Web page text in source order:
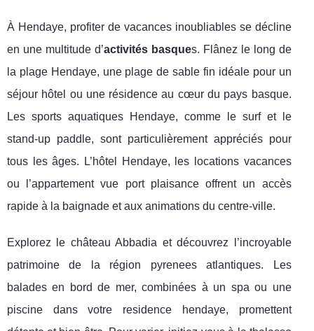
À Hendaye, profiter de vacances inoubliables se décline
en une multitude d’activités basques. Flânez le long de
la plage Hendaye, une plage de sable fin idéale pour un
séjour hôtel ou une résidence au cœur du pays basque.
Les sports aquatiques Hendaye, comme le surf et le
stand-up paddle, sont particulièrement appréciés pour
tous les âges. L’hôtel Hendaye, les locations vacances
ou l’appartement vue port plaisance offrent un accès
rapide à la baignade et aux animations du centre-ville.
Explorez le château Abbadia et découvrez l’incroyable
patrimoine de la région pyrenees atlantiques. Les
balades en bord de mer, combinées à un spa ou une
piscine dans votre residence hendaye, promettent